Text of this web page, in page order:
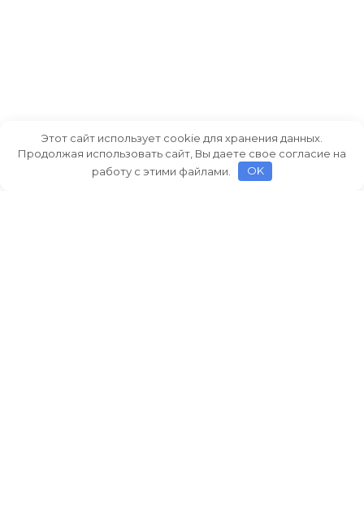
Этот сайт использует cookie для хранения данных.
Продолжая использовать сайт, Вы даете свое согласие на
работу с этими файлами.
OK